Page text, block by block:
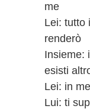
me
Lei: tutto
renderò
Insieme:
esisti
Lei: in
Lui: ti